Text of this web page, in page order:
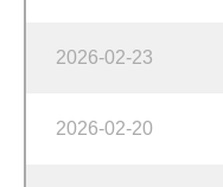
2026-02-23
2026-02-20